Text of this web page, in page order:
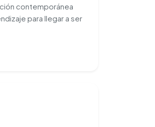
contemporánea
para llegar a ser